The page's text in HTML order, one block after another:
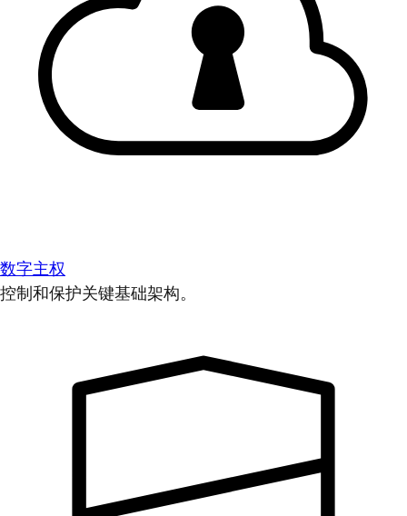
数字主权
控制和保护关键基础架构。